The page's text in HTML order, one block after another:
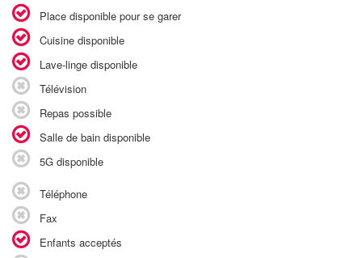
Place disponible pour se garer
Cuisine disponible
Lave-linge disponible
Télévision
Repas possible
Salle de bain disponible
5G disponible
Téléphone
Fax
Enfants acceptés